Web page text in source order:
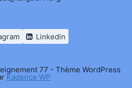
Linkedin
77 - Thème WordPress
Kadence WP